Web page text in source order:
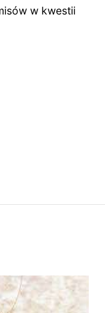
w kwestii